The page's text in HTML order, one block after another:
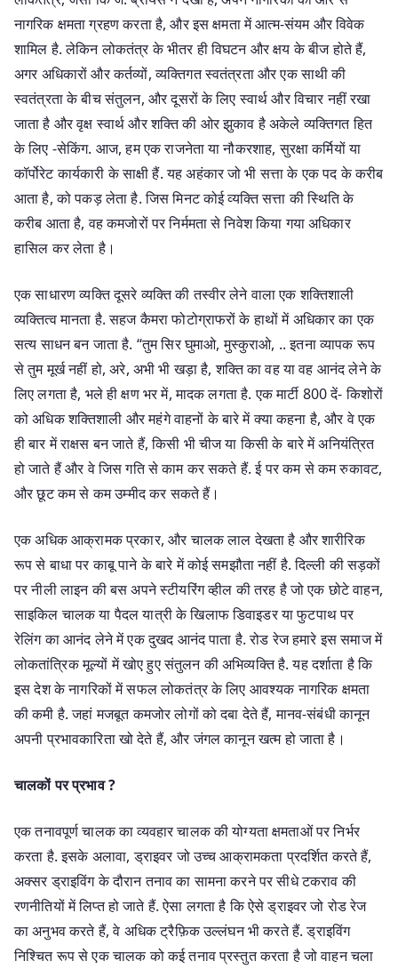
नागरिक क्षमता ग्रहण करता है, और इस क्षमता में आत्म-संयम और विवेक
शामिल है. लेकिन लोकतंत्र के भीतर ही विघटन और क्षय के बीज होते हैं,
अगर अधिकारों और कर्तव्यों, व्यक्तिगत स्वतंत्रता और एक साथी की
स्वतंत्रता के बीच संतुलन, और दूसरों के लिए स्वार्थ और विचार नहीं रखा
जाता है और वृक्ष स्वार्थ और शक्ति की ओर झुकाव है अकेले व्यक्तिगत हित
के लिए -सेकिंग. आज, हम एक राजनेता या नौकरशाह, सुरक्षा कर्मियों या
कॉर्पोरेट कार्यकारी के साक्षी हैं. यह अहंकार जो भी सत्ता के एक पद के करीब
आता है, को पकड़ लेता है. जिस मिनट कोई व्यक्ति सत्ता की स्थिति के
करीब आता है, वह कमजोरों पर निर्ममता से निवेश किया गया अधिकार
हासिल कर लेता है।
एक साधारण व्यक्ति दूसरे व्यक्ति की तस्वीर लेने वाला एक शक्तिशाली
व्यक्तित्व मानता है. सहज कैमरा फोटोग्राफरों के हाथों में अधिकार का एक
सत्य साधन बन जाता है. “तुम सिर घुमाओ, मुस्कुराओ, .. इतना व्यापक रूप
से तुम मूर्ख नहीं हो, अरे, अभी भी खड़ा है, शक्ति का वह या वह आनंद लेने के
लिए लगता है, भले ही क्षण भर में, मादक लगता है. एक मार्टी 800 दें- किशोरों
को अधिक शक्तिशाली और महंगे वाहनों के बारे में क्या कहना है, और वे एक
ही बार में राक्षस बन जाते हैं, किसी भी चीज या किसी के बारे में अनियंत्रित
हो जाते हैं और वे जिस गति से काम कर सकते हैं. ई पर कम से कम रुकावट,
और छूट कम से कम उम्मीद कर सकते हैं।
एक अधिक आक्रामक प्रकार, और चालक लाल देखता है और शारीरिक
रूप से बाधा पर काबू पाने के बारे में कोई समझौता नहीं है. दिल्ली की सड़कों
पर नीली लाइन की बस अपने स्टीयरिंग व्हील की तरह है जो एक छोटे वाहन,
साइकिल चालक या पैदल यात्री के खिलाफ डिवाइडर या फुटपाथ पर
रेलिंग का आनंद लेने में एक दुखद आनंद पाता है. रोड रेज हमारे इस समाज में
लोकतांत्रिक मूल्यों में खोए हुए संतुलन की अभिव्यक्ति है. यह दर्शाता है कि
इस देश के नागरिकों में सफल लोकतंत्र के लिए आवश्यक नागरिक क्षमता
की कमी है. जहां मजबूत कमजोर लोगों को दबा देते हैं, मानव-संबंधी कानून
अपनी प्रभावकारिता खो देते हैं, और जंगल कानून खत्म हो जाता है।
चालकों पर प्रभाव ?
एक तनावपूर्ण चालक का व्यवहार चालक की योग्यता क्षमताओं पर निर्भर
करता है. इसके अलावा, ड्राइवर जो उच्च आक्रामकता प्रदर्शित करते हैं,
अक्सर ड्राइविंग के दौरान तनाव का सामना करने पर सीधे टकराव की
रणनीतियों में लिप्त हो जाते हैं. ऐसा लगता है कि ऐसे ड्राइवर जो रोड रेज
का अनुभव करते हैं, वे अधिक ट्रैफ़िक उल्लंघन भी करते हैं. ड्राइविंग
निश्चित रूप से एक चालक को कई तनाव प्रस्तुत करता है जो वाहन चला